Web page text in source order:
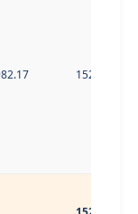
152.43